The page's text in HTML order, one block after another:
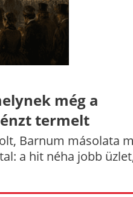
még a
termelt
Barnum másolata
a hit néha jobb